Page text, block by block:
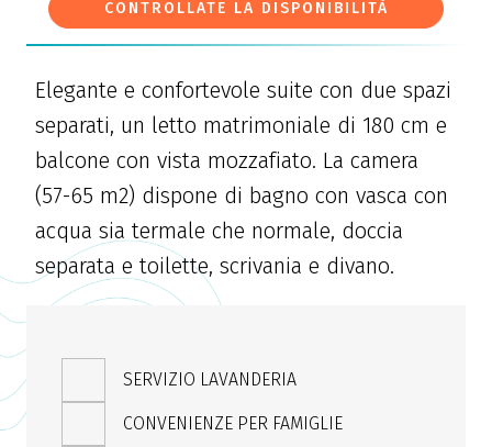
CONTROLLATE LA DISPONIBILITÀ
Elegante e confortevole suite con due spazi
separati, un letto matrimoniale di 180 cm e
balcone con vista mozzafiato. La camera
(57-65 m2) dispone di bagno con vasca con
acqua sia termale che normale, doccia
separata e toilette, scrivania e divano.
SERVIZIO LAVANDERIA
CONVENIENZE PER FAMIGLIE